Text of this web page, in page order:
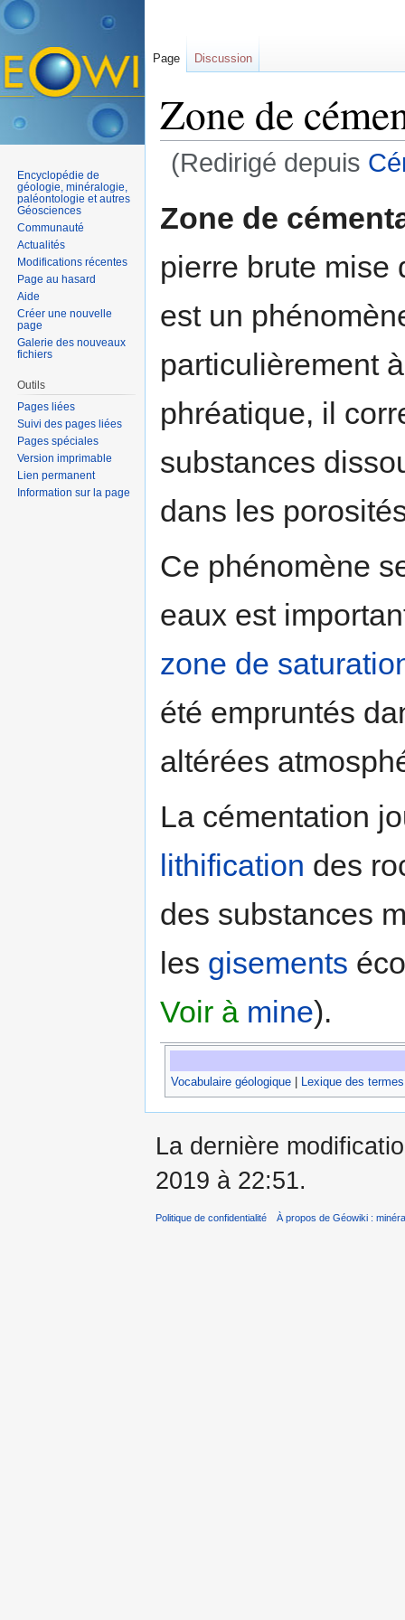
Zone de
(Redirigé depuis
Zone de
pierre brute mise
est un
particulièrement
phréatique, il
substances
dans les
Ce phénomène
eaux est
zone de
été empruntés
altérées
La cémentation
lithification des
des substances
les gisements
Voir à mine).
Vocabulaire géologique Lexique des
Page Discussion
Encyclopédie de
géologie, minéralogie,
paléontologie et autres
Géosciences
Communauté
Actualités
Modifications récentes
Page au hasard
Aide
Créer une nouvelle
page
Galerie des nouveaux
fichiers
Outils
Pages liées
Suivi des pages liées
Pages spéciales
Version imprimable
Lien permanent
Information sur la page
La dernière
2019 à 22:51.
Politique de confidentialité À propos de Géowiki :